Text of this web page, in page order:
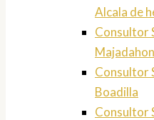
Alcala de
Consultor
Consultor
Boadilla
Consultor